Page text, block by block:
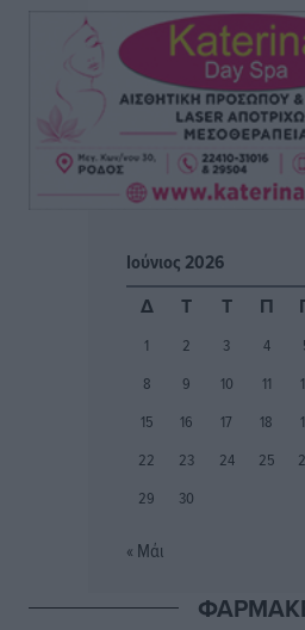
πριν 3 ώρες
Κλεάνθης: Δουλειές μετά
ατομικό για δύο
Αθλητικά πριν 3 ώρες
Φοίβος: Εν αναμονή του
πριν 3 ώρες
Εθνικός Αρχίπολης: Μεγάλο
Ιππότες: Με το βλέμμα
Ιούνιος 2026
Δ
Τ Τ Π
1 2 3 4
8
9 10 11
15
16 17 18
22
23 24 25
29
30
« Μάι